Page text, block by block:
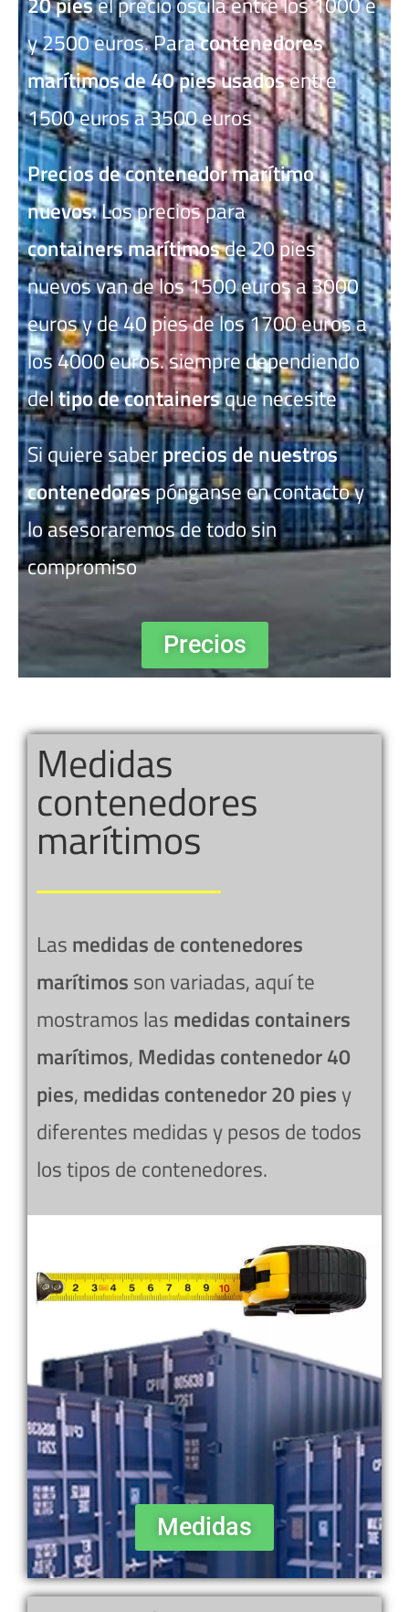
y 2500 euros. Paracontenedores
marítimos de 40 pies usadosentre
1500 euros a 3500 euros
Precios de contenedor marítimo
nuevos: Los precios para
containersmarítimosde 20 pies
nuevos van de los 1500 euros a 3000
euros y de 40 pies de los 1700 euros a
los 4000 euros. siempre dependiendo
deltipo de containersque necesite
Si quiere saberprecios de nuestros
contenedorespónganse en contacto y
lo asesoraremos de todo sin
compromiso
Precios
Medidas
contenedores
marítimos
Las medidas de contenedores
marítimos son variadas, aquí te
mostramos las medidas containers
marítimos, Medidas contenedor 40
pies, medidas contenedor 20 pies y
diferentes medidas y pesos de todos
los tipos de contenedores.
Medidas